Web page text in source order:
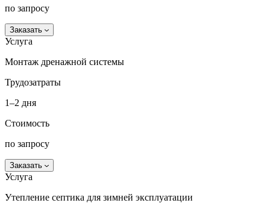
по запросу
Заказать
Услуга
Монтаж дренажной системы
Трудозатраты
1–2 дня
Стоимость
по запросу
Заказать
Услуга
Утепление септика для зимней эксплуатации